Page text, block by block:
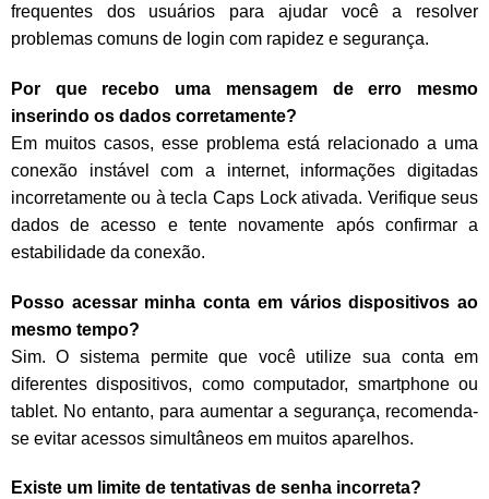
frequentes dos usuários para ajudar você a resolver
problemas comuns de login com rapidez e segurança.
Por que recebo uma mensagem de erro mesmo
inserindo os dados corretamente?
Em muitos casos, esse problema está relacionado a uma
conexão instável com a internet, informações digitadas
incorretamente ou à tecla Caps Lock ativada. Verifique seus
dados de acesso e tente novamente após confirmar a
estabilidade da conexão.
Posso acessar minha conta em vários dispositivos ao
mesmo tempo?
Sim. O sistema permite que você utilize sua conta em
diferentes dispositivos, como computador, smartphone ou
tablet. No entanto, para aumentar a segurança, recomenda-
se evitar acessos simultâneos em muitos aparelhos.
Existe um limite de tentativas de senha incorreta?